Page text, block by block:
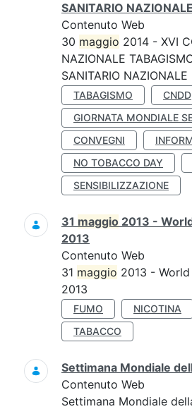
SANITARIO NAZIONALE
Contenuto Web
30 maggio 2014 - XVI
NAZIONALE
SANITARIO NAZIONALE
TABAGISMO
CNDD
GIORNATA MONDIALE
CONVEGNI
NO TOBACCO DAY
SENSIBILIZZAZIONE
31 maggio 2013 -
2013
Contenuto Web
31 maggio 2013 -
2013
FUMO NICOTINA
TABACCO
Settimana Mondiale
Contenuto Web
Settimana Mondiale